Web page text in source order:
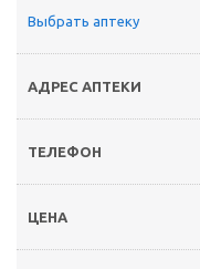
Выбрать аптеку